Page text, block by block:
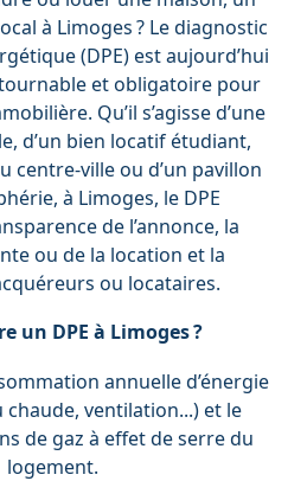
à Limoges ? Le diagnostic
(DPE) est aujourd’hui
et obligatoire pour
Qu’il s’agisse d’une
d’un bien locatif étudiant,
centre-ville ou d’un pavillon
à Limoges, le DPE
de l’annonce, la
ou de la location et la
ou locataires.
un DPE à Limoges ?
annuelle d’énergie
chaude, ventilation...) et le
de gaz à effet de serre du
logement.